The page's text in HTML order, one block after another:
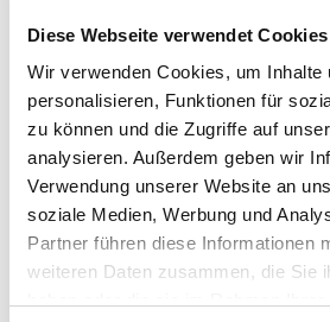
Diese Webseite verwendet Cookies
Wir verwenden Cookies, um Inhalte
personalisieren, Funktionen für
zu können und die Zugriffe auf
analysieren. Außerdem geben wir
Verwendung unserer Website an
soziale Medien, Werbung und
Partner führen diese Informationen
weiteren Daten zusammen, die Sie
Gebinde